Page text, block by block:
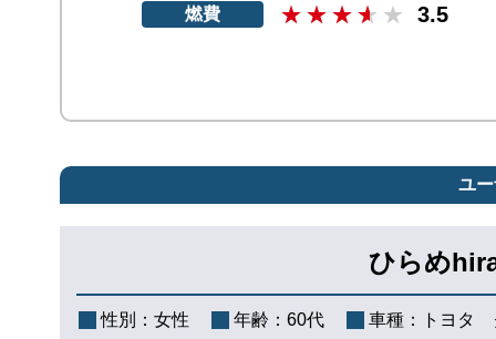
燃費 3.5
ユ
ひらめ
性別： 女性 年齢： 60代 車種： トヨタ